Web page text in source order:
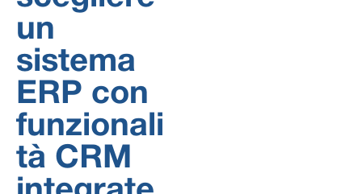
un
sistema
ERP con
funzionali
tà CRM